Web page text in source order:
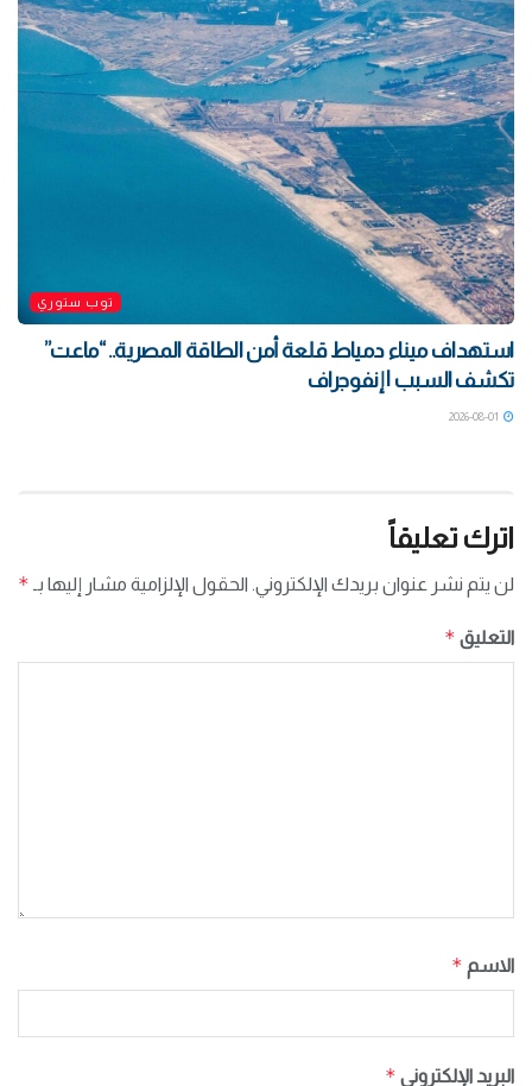
توب ستوري
استهداف ميناء دمياط قلعة أمن الطاقة المصرية.. “ماعت”
تكشف السبب | إنفوجراف
اترك تعليقاً
لن يتم نشر عنوان بريدك الإلكتروني. الحقول الإلزامية مشار إليها بـ *
التعليق *
الاسم *
البريد الإلكتروني *